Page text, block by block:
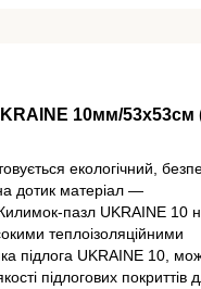
10мм/53х53см
екологічний,
дотик матеріал —
Килимок-пазл UKRAINE 10
теплоізоляційними
підлога UKRAINE 10,
підлогових покриттів